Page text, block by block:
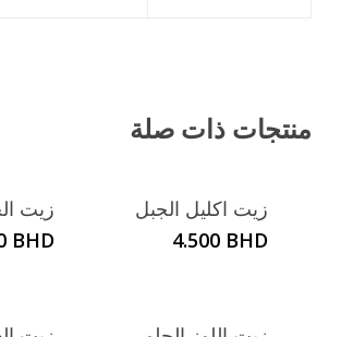
منتجات ذات صلة
زيت اكليل الجبل
4.500 BHD
زيت
BHD